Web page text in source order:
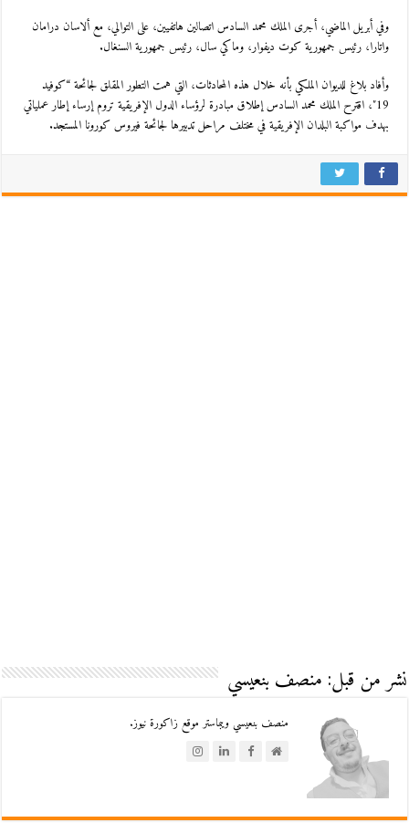
وفي أبريل الماضي، أجرى الملك محمد السادس اتصالين هاتفيين، على التوالي، مع ألاسان درامان
واتارا، رئيس جمهورية كوت ديفوار، وماكي سال، رئيس جمهورية السنغال.
وأفاد بلاغ للديوان الملكي بأنه خلال هذه المحادثات، التي همت التطور المقلق لجائحة “كوفيد
19″، اقترح الملك محمد السادس إطلاق مبادرة لرؤساء الدول الإفريقية تروم إرساء إطار عملياتي
بهدف مواكبة البلدان الإفريقية في مختلف مراحل تدبيرها لجائحة فيروس كورونا المستجد.
نشر من قبل: منصف بنعيسي
منصف بنعيسي ويبماستر موقع زاكورة نيوز.